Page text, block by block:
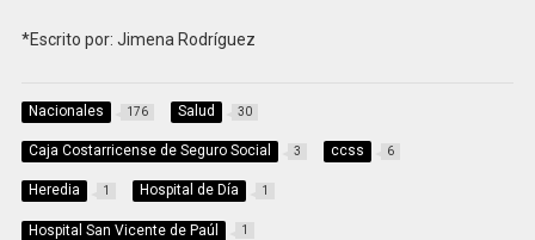
*Escrito por: Jimena Rodríguez
Nacionales 176 Salud 30
Caja Costarricense de Seguro Social 3 ccss 6
Heredia 1 Hospital de Día 1
Hospital San Vicente de Paúl 1